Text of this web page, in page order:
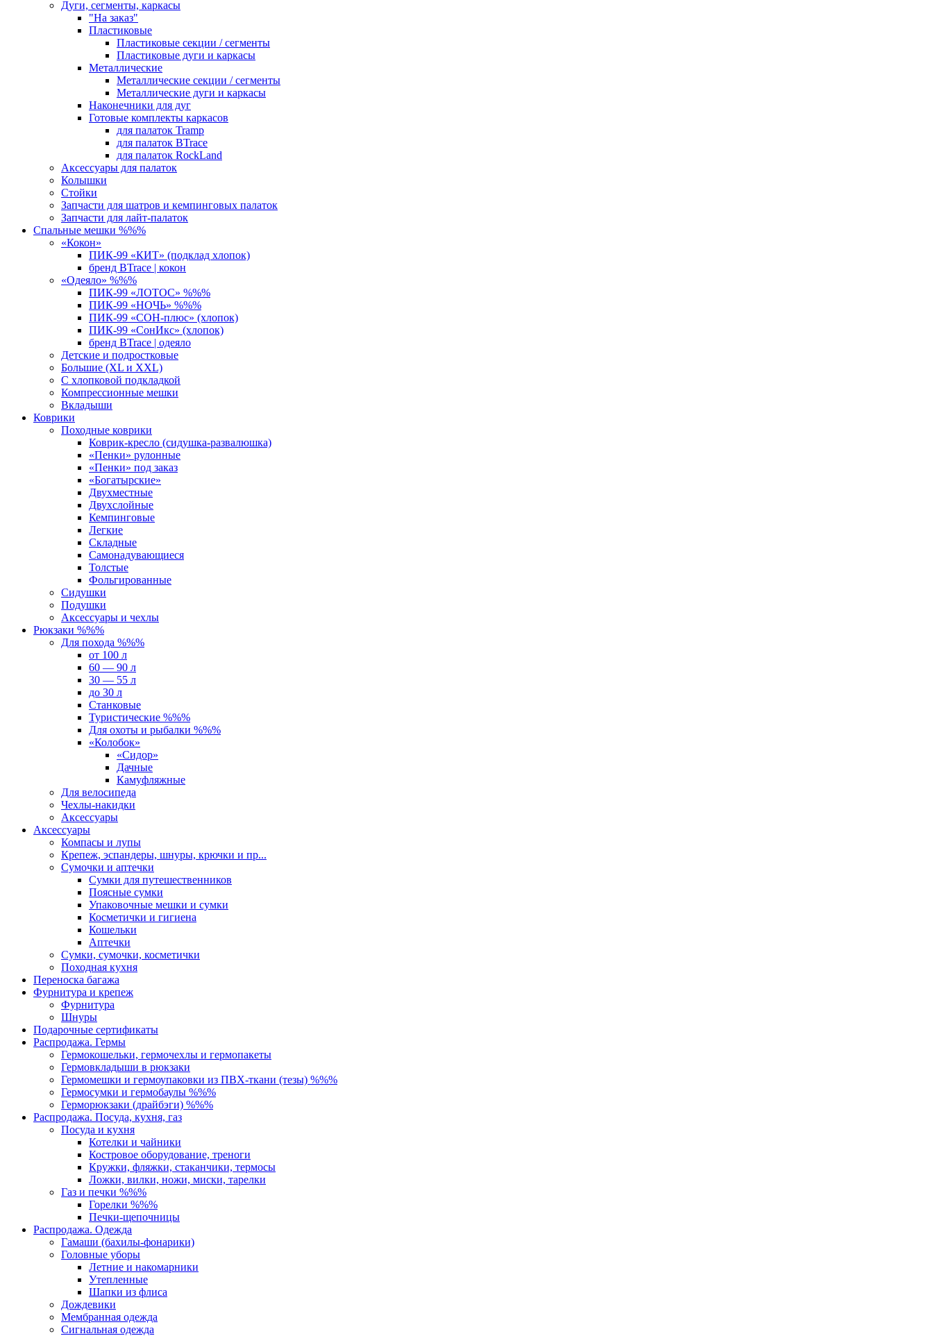
Дуги, сегменты, каркасы
"На заказ"
Пластиковые
Пластиковые секции / сегменты
Пластиковые дуги и каркасы
Металлические
Металлические секции / сегменты
Металлические дуги и каркасы
Наконечники для дуг
Готовые комплекты каркасов
для палаток Tramp
для палаток BTrace
для палаток RockLand
Аксессуары для палаток
Колышки
Стойки
Запчасти для шатров и кемпинговых палаток
Запчасти для лайт-палаток
Спальные мешки %%%
«Кокон»
ПИК-99 «КИТ» (подклад хлопок)
бренд BTrace | кокон
«Одеяло» %%%
ПИК-99 «ЛОТОС» %%%
ПИК-99 «НОЧЬ» %%%
ПИК-99 «СОН-плюс» (хлопок)
ПИК-99 «СонИкс» (хлопок)
бренд BTrace | одеяло
Детские и подростковые
Большие (XL и XXL)
С хлопковой подкладкой
Компрессионные мешки
Вкладыши
Коврики
Походные коврики
Коврик-кресло (сидушка-развалюшка)
«Пенки» рулонные
«Пенки» под заказ
«Богатырские»
Двухместные
Двухслойные
Кемпинговые
Легкие
Складные
Самонадувающиеся
Толстые
Фольгированные
Сидушки
Подушки
Аксессуары и чехлы
Рюкзаки %%%
Для похода %%%
от 100 л
60 — 90 л
30 — 55 л
до 30 л
Станковые
Туристические %%%
Для охоты и рыбалки %%%
«Колобок»
«Сидор»
Дачные
Камуфляжные
Для велосипеда
Чехлы-накидки
Аксессуары
Аксессуары
Компасы и лупы
Крепеж, эспандеры, шнуры, крючки и пр...
Сумочки и аптечки
Сумки для путешественников
Поясные сумки
Упаковочные мешки и сумки
Косметички и гигиена
Кошельки
Аптечки
Сумки, сумочки, косметички
Походная кухня
Переноска багажа
Фурнитура и крепеж
Фурнитура
Шнуры
Подарочные сертификаты
Распродажа. Гермы
Гермокошельки, гермочехлы и гермопакеты
Гермовкладыши в рюкзаки
Гермомешки и гермоупаковки из ПВХ-ткани (тезы) %%%
Гермосумки и гермобаулы %%%
Герморюкзаки (драйбэги) %%%
Распродажа. Посуда, кухня, газ
Посуда и кухня
Котелки и чайники
Костровое оборудование, треноги
Кружки, фляжки, стаканчики, термосы
Ложки, вилки, ножи, миски, тарелки
Газ и печки %%%
Горелки %%%
Печки-щепочницы
Распродажа. Одежда
Гамаши (бахилы-фонарики)
Головные уборы
Летние и накомарники
Утепленные
Шапки из флиса
Дождевики
Мембранная одежда
Сигнальная одежда